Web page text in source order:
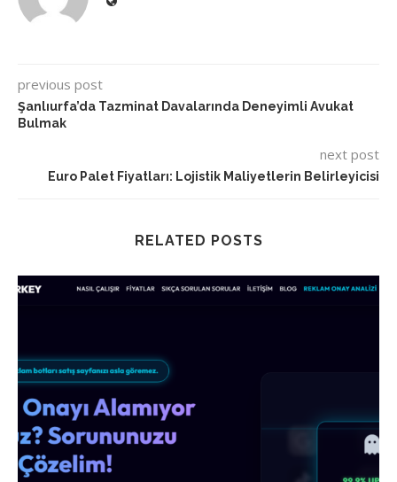
previous post
Şanlıurfa’da Tazminat Davalarında Deneyimli Avukat
Bulmak
next post
Euro Palet Fiyatları: Lojistik Maliyetlerin Belirleyicisi
RELATED POSTS